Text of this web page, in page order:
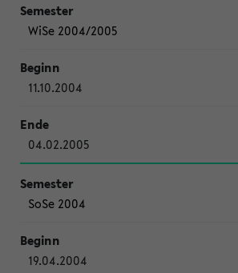
WiSe 2004/2005
11.10.2004
04.02.2005
SoSe 2004
19.04.2004